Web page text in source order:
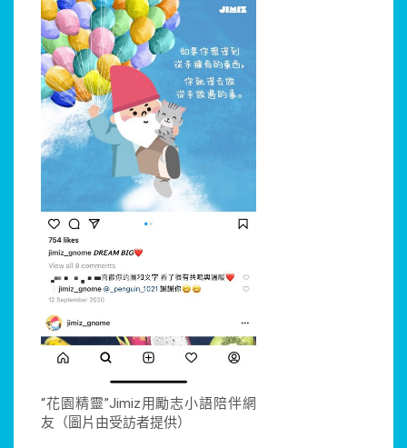
“花園精靈”Jimiz用勵志小語陪伴網
友（圖片由受訪者提供）